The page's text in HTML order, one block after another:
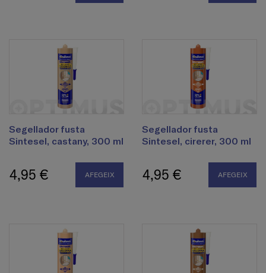
Segellador fusta
Sintesel, castany, 300 ml
4,95 € AFEGEIX
Segellador fusta
Sintesel, cirerer, 300 ml
4,95 € AFEGEIX